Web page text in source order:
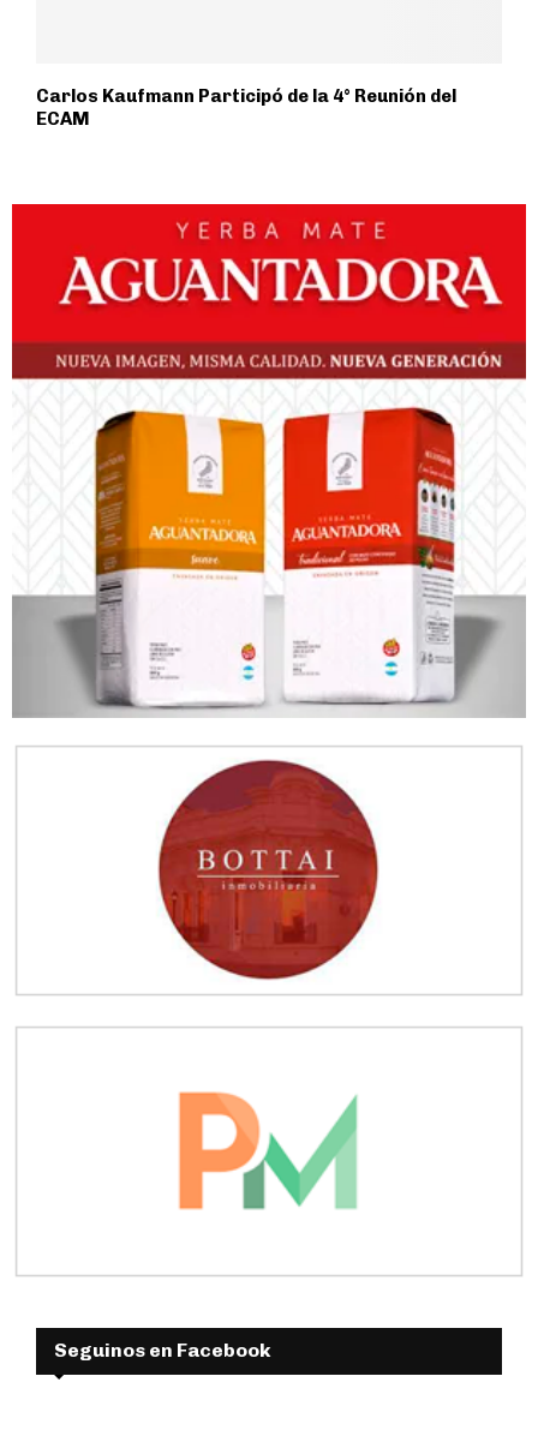
Carlos Kaufmann Participó de la 4° Reunión del
ECAM
Seguinos en Facebook